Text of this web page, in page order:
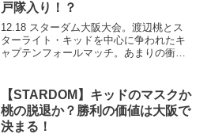
戸隊入り！？
12.18 スターダム大阪大会。渡辺桃とス
ターライト・キッドを中心に争われたキ
ャプテンフォールマッチ。あまりの衝撃
【STARDOM】キッドのマスクか
桃の脱退か？勝利の価値は大阪で
決まる！